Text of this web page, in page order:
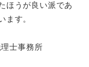
ほうが良い派であ
す。
士事務所